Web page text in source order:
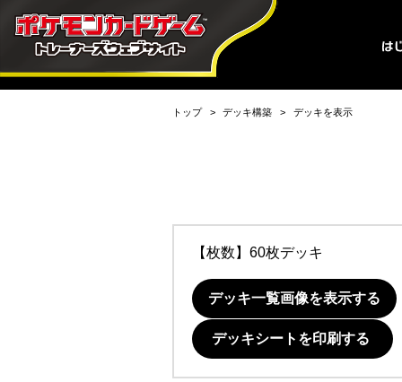
トップ デッキ構築 デッキを表示
【枚数】60枚デッキ
デッキ一覧画像を表示する
デッキシートを印刷する